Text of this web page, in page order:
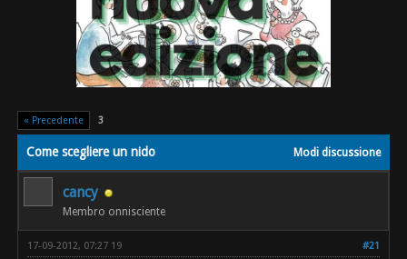
« Precedente 3
Modi discussione
Come scegliere un nido
cancy
Membro onnisciente
#21
17-09-2012, 07:27 19